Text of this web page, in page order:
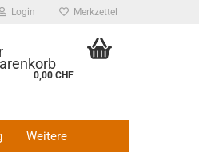
Login Merkzettel
0,00 CHF
Weitere